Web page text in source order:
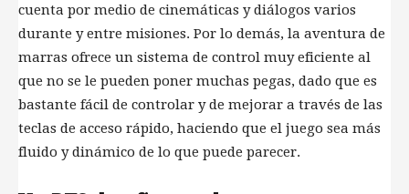
cuenta por medio de cinemáticas y diálogos varios
durante y entre misiones. Por lo demás, la aventura de
marras ofrece un sistema de control muy eficiente al
que no se le pueden poner muchas pegas, dado que es
bastante fácil de controlar y de mejorar a través de las
teclas de acceso rápido, haciendo que el juego sea más
fluido y dinámico de lo que puede parecer.